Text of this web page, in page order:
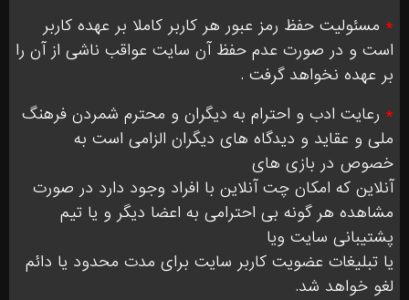
* مسئولیت حفظ رمز عبور هر کاربر کاملا بر عهده کاربر
است و در صورت عدم حفظ آن سایت عواقب ناشی از آن را
بر عهده نخواهد گرفت .
* رعایت ادب و احترام به دیگران و محترم شمردن فرهنگ
ملی و عقاید و دیدگاه های دیگران الزامی است به
خصوص در بازی های
آنلاین که امکان چت آنلاین با افراد وجود دارد در صورت
مشاهده هر گونه بی احترامی به اعضا دیگر و یا تیم
پشتیبانی سایت ویا
یا تبلیغات عضویت کاربر سایت برای مدت محدود یا دائم
لغو خواهد شد.